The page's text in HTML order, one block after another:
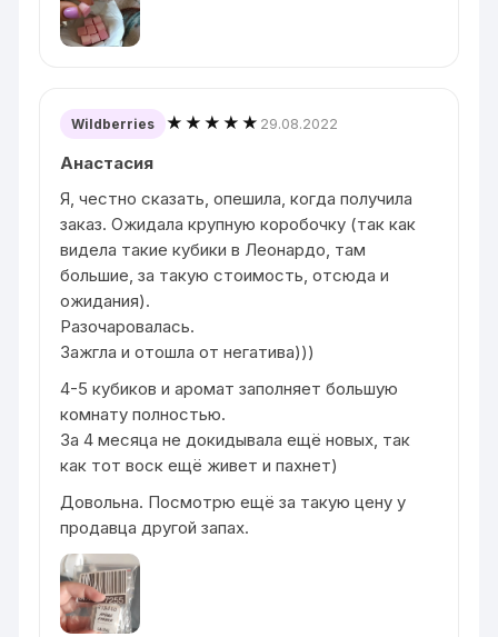
Wildberries ★★★★★ 29.08.2022
Анастасия
Я, честно сказать, опешила, когда получила
заказ. Ожидала крупную коробочку (так как
видела такие кубики в Леонардо, там
большие, за такую стоимость, отсюда и
ожидания).
Разочаровалась.
Зажгла и отошла от негатива)))
4-5 кубиков и аромат заполняет большую
комнату полностью.
За 4 месяца не докидывала ещё новых, так
как тот воск ещё живет и пахнет)
Довольна. Посмотрю ещё за такую цену у
продавца другой запах.